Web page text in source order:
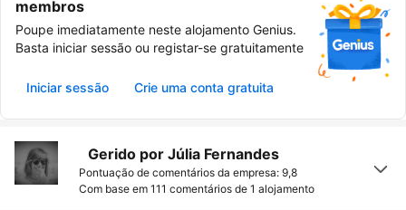
membros
Poupe imediatamente neste alojamento Genius.
Basta iniciar sessão ou registar-se gratuitamente
Iniciar sessão Crie uma conta gratuita
Gerido por Júlia Fernandes
Pontuação de comentários da empresa: 9,8
Com base em 111 comentários de 1 alojamento